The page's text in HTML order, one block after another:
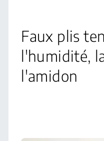
Faux plis
l'humidité,
l'amidon